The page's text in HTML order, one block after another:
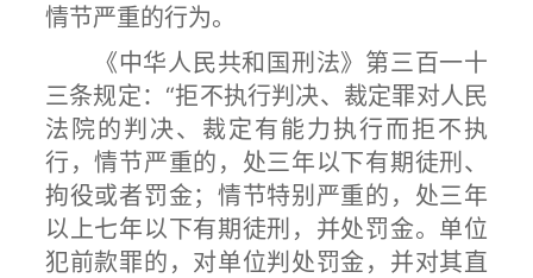
情节严重的行为。
《中华人民共和国刑法》第三百一十
三条规定：“拒不执行判决、裁定罪对人民
法院的判决、裁定有能力执行而拒不执
行，情节严重的，处三年以下有期徒刑、
拘役或者罚金；情节特别严重的，处三年
以上七年以下有期徒刑，并处罚金。单位
犯前款罪的，对单位判处罚金，并对其直